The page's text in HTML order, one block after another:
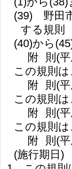
(39)
野田
する規則
(40)から
附 則 (
この規則
附 則 (
この規則
附 則 (
この規則
附 則 (
(施行期日)